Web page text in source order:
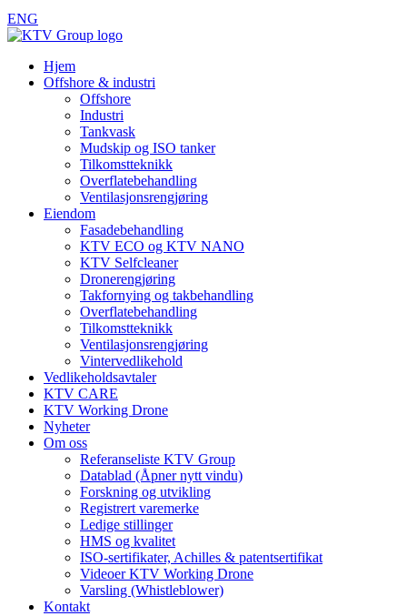
ENG
Hjem
Offshore & industri
Offshore
Industri
Tankvask
Mudskip og ISO tanker
Tilkomstteknikk
Overflatebehandling
Ventilasjonsrengjøring
Eiendom
Fasadebehandling
KTV ECO og KTV NANO
KTV Selfcleaner
Dronerengjøring
Takfornying og takbehandling
Overflatebehandling
Tilkomstteknikk
Ventilasjonsrengjøring
Vintervedlikehold
Vedlikeholdsavtaler
KTV CARE
KTV Working Drone
Nyheter
Om oss
Referanseliste KTV Group
Datablad (Åpner nytt vindu)
Forskning og utvikling
Registrert varemerke
Ledige stillinger
HMS og kvalitet
ISO-sertifikater, Achilles & patentsertifikat
Videoer KTV Working Drone
Varsling (Whistleblower)
Kontakt